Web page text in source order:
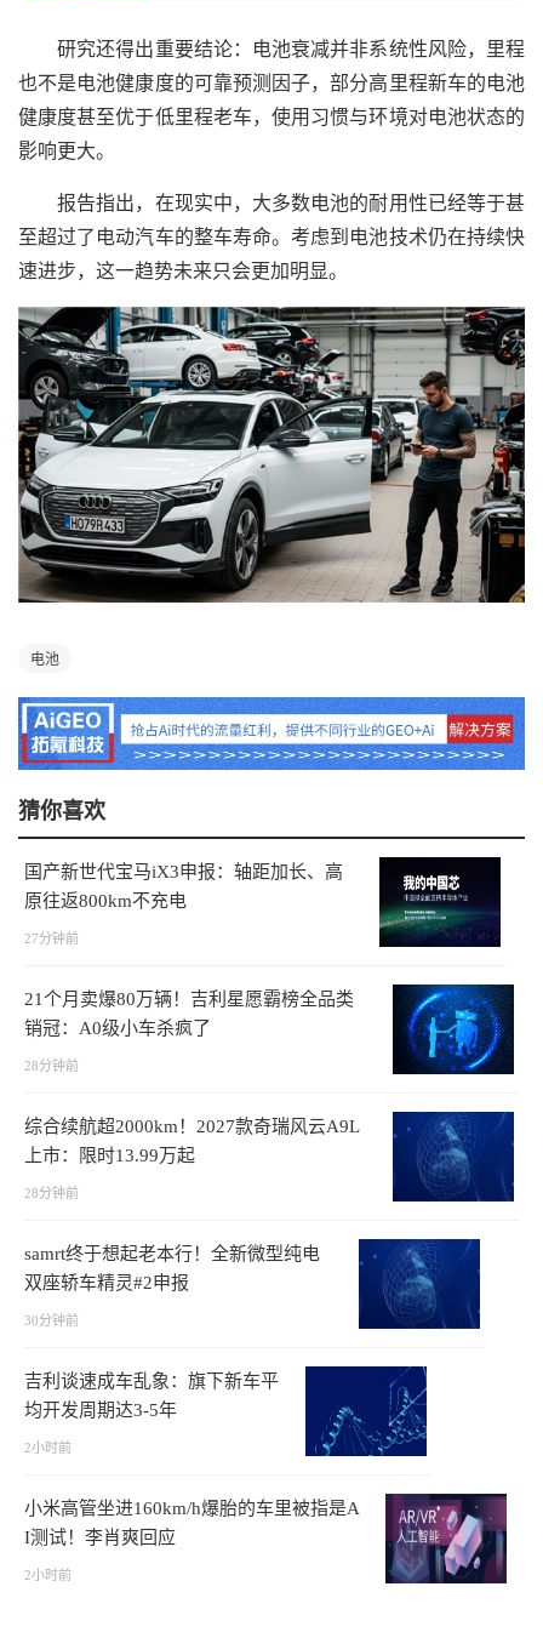
研究还得出重要结论：电池衰减并非系统性风险，里程
也不是电池健康度的可靠预测因子，部分高里程新车的电池
健康度甚至优于低里程老车，使用习惯与环境对电池状态的
影响更大。
报告指出，在现实中，大多数电池的耐用性已经等于甚
至超过了电动汽车的整车寿命。考虑到电池技术仍在持续快
速进步，这一趋势未来只会更加明显。
电池
猜你喜欢
国产新世代宝马iX3申报：轴距加长、高
原往返800km不充电
27分钟前
21个月卖爆80万辆！吉利星愿霸榜全品类
销冠：A0级小车杀疯了
28分钟前
综合续航超2000km！2027款奇瑞风云A9L
上市：限时13.99万起
28分钟前
samrt终于想起老本行！全新微型纯电
双座轿车精灵#2申报
30分钟前
吉利谈速成车乱象：旗下新车平
均开发周期达3-5年
2小时前
小米高管坐进160km/h爆胎的车里被指是A
I测试！李肖爽回应
2小时前